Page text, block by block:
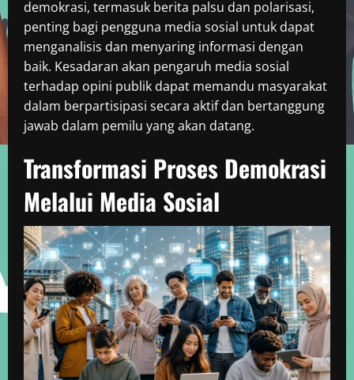
demokrasi, termasuk berita palsu dan polarisasi,
penting bagi pengguna media sosial untuk dapat
menganalisis dan menyaring informasi dengan
baik. Kesadaran akan pengaruh media sosial
terhadap opini publik dapat memandu masyarakat
dalam berpartisipasi secara aktif dan bertanggung
jawab dalam pemilu yang akan datang.
Transformasi Proses Demokrasi
Melalui Media Sosial